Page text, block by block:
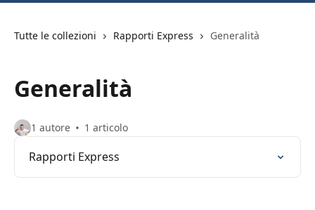
Tutte le collezioni Rapporti Express Generalità
Generalità
1 autore 1 articolo
Rapporti Express